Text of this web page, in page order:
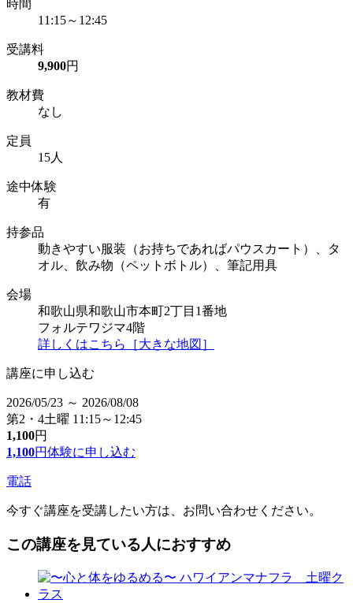
時間
11:15～12:45
受講料
9,900円
教材費
なし
定員
15人
途中体験
有
持参品
動きやすい服装（お持ちであればパウスカート）、タ
オル、飲み物（ペットボトル）、筆記用具
会場
和歌山県和歌山市本町2丁目1番地
フォルテワジマ4階
詳しくはこちら［大きな地図］
講座に申し込む
2026/05/23 ～ 2026/08/08
第2・4土曜 11:15～12:45
1,100円
1,100円体験に申し込む
電話
今すぐ講座を受講したい方は、お問い合わせください。
この講座を見ている人におすすめ